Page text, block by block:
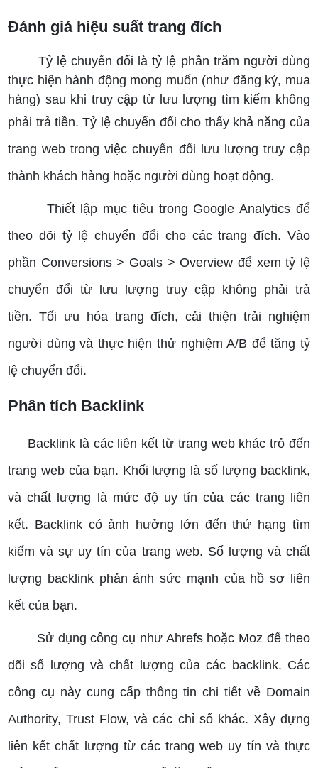
Đánh giá hiệu suất trang đích
Tỷ lệ chuyển đổi là tỷ lệ phần trăm người dùng
thực hiện hành động mong muốn (như đăng ký, mua
hàng) sau khi truy cập từ lưu lượng tìm kiếm không
phải trả tiền. Tỷ lệ chuyển đổi cho thấy khả năng của
trang web trong việc chuyển đổi lưu lượng truy cập
thành khách hàng hoặc người dùng hoạt động.
Thiết lập mục tiêu trong Google Analytics để
theo dõi tỷ lệ chuyển đổi cho các trang đích. Vào
phần Conversions > Goals > Overview để xem tỷ lệ
chuyển đổi từ lưu lượng truy cập không phải trả
tiền.Tối ưu hóa trang đích, cải thiện trải nghiệm
người dùng và thực hiện thử nghiệm A/B để tăng tỷ
lệ chuyển đổi.
Phân tích Backlink
Backlink là các liên kết từ trang web khác trỏ đến
trang web của bạn. Khối lượng là số lượng backlink,
và chất lượng là mức độ uy tín của các trang liên
kết. Backlink có ảnh hưởng lớn đến thứ hạng tìm
kiếm và sự uy tín của trang web. Số lượng và chất
lượng backlink phản ánh sức mạnh của hồ sơ liên
kết của bạn.
Sử dụng công cụ như Ahrefs hoặc Moz để theo
dõi số lượng và chất lượng của các backlink. Các
công cụ này cung cấp thông tin chi tiết về Domain
Authority, Trust Flow, và các chỉ số khác. Xây dựng
liên kết chất lượng từ các trang web uy tín và thực